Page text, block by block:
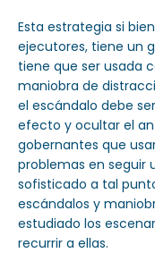
Esta estrategia si
ejecutores, tiene un
tiene que ser usada
maniobra de
el escándalo debe
efecto y ocultar el
gobernantes que
problemas en seguir
sofisticado a tal
escándalos y
estudiado los
recurrir a ellas.